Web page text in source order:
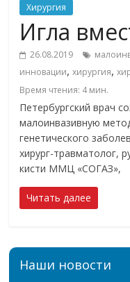
Хирургия
Игла
26.08.2019
инновации,хирургия,
Время чтения: 4 мин.
Петербургский врач
малоинвазивную
генетического
хирург-травматолог,
кисти ММЦ «СОГАЗ»,
Читать далее
Наши новости